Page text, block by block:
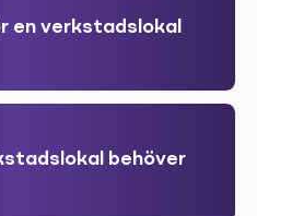
en verkstadslokal
behöver